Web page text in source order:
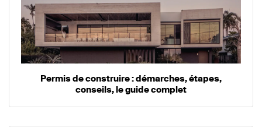
Permis de construire : démarches, étapes,
conseils, le guide complet